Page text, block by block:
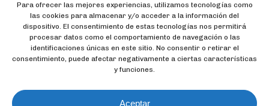
Para ofrecer las mejores experiencias, utilizamos tecnologías como
las cookies para almacenar y/o acceder a la información del
dispositivo. El consentimiento de estas tecnologías nos permitirá
procesar datos como el comportamiento de navegación o las
identificaciones únicas en este sitio. No consentir o retirar el
consentimiento, puede afectar negativamente a ciertas características
y funciones.
Aceptar